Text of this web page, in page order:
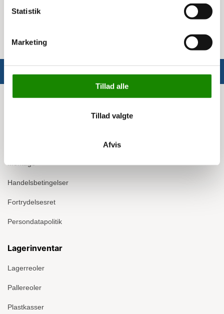
Statistik
Marketing
Tillad alle
Tillad valgte
Afvis
Bemærk: Ekskl. traverser
Handelsbetingelser
Fortrydelsesret
Persondatapolitik
Lagerinventar
Lagerreoler
Pallereoler
Plastkasser